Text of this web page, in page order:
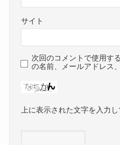
サイト
次回のコメントで使用す
の名前、メールアドレス
上に表示された文字を入力し